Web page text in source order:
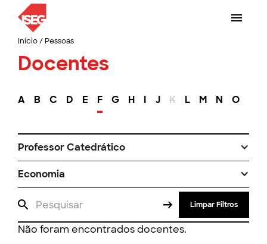
Início/ Pessoas
Docentes
A B C D E F G H I J K L M N O
Professor Catedrático
Economia
Limpar Filtros
Não foram encontrados docentes.